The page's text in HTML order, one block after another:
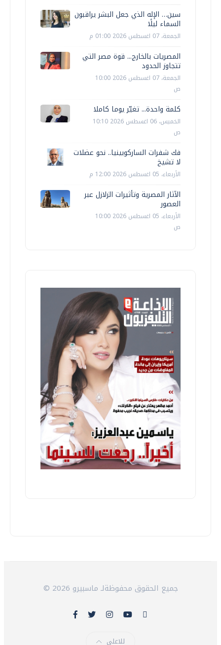
سين… الإله الذي جعل البشر يراقبون
السماء ليلًا
الجمعة، 07 اغسطس 2026 01:00 م
المصريات بالخارج... قوة مصر التي
تتجاوز الحدود
الجمعة، 07 اغسطس 2026 10:00
ص
كلمة واحدة... تغيّر يوما كاملا
الخميس، 06 اغسطس 2026 10:10
ص
فك شفرات الساركوبينيا.. نحو عضلات
لا تشيخ
الأربعاء، 05 اغسطس 2026 12:00 م
الآثار المصرية وتأثيرات الزلازل عبر
العصور
الأربعاء، 05 اغسطس 2026 10:00
ص
© 2026 جميع الحقوق محفوظةلـ ماسبيرو
للاعلى